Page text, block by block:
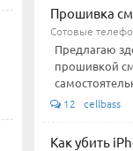
Прошивка
Сотовые
Предлагаю
прошивкой
12 cellbass
Как убить